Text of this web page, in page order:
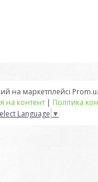
на маркетплейсі
на контент | Політика
Language ▼